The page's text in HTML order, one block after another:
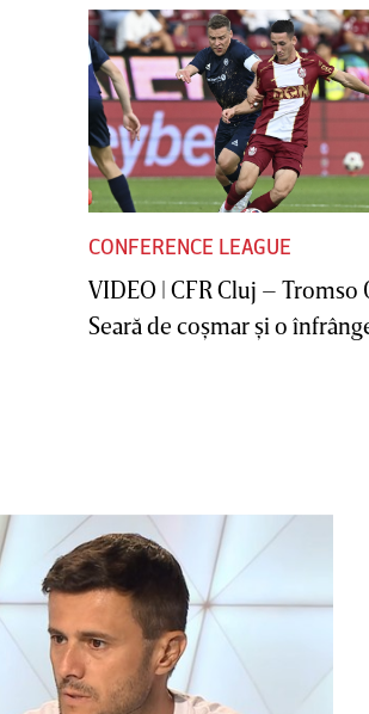
CONFERENCE LEAGUE
VIDEO | CFR Cluj – Tromso
Seară de coşmar şi o